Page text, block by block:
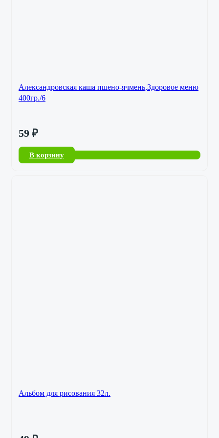
Александровская каша пшено-ячмень,Здоровое меню
400гр./6
59 ₽
В корзину
Альбом для рисования 32л.